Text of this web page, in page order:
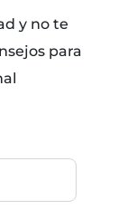
y no te
para